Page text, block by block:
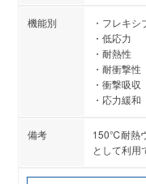
フレキシ
低応力
耐熱性
耐衝撃性
衝撃吸収
応力緩和
150℃耐熱
として利用